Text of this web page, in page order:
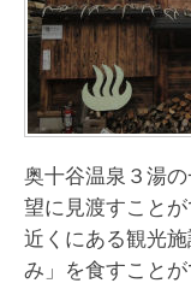
奥十谷温泉３湯
望に見渡すことが
近くにある観光
み」を食すこと